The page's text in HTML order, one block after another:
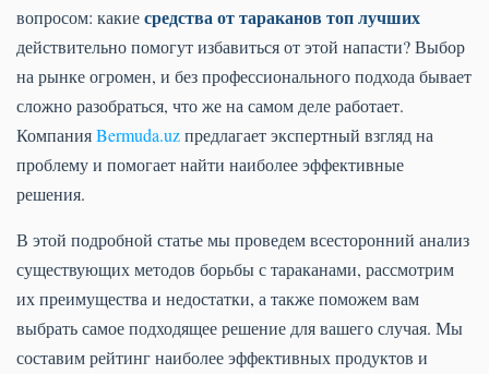
вопросом: какиесредства от тараканов топ лучших
действительно помогут избавиться от этой напасти? Выбор
на рынке огромен, и без профессионального подхода бывает
сложно разобраться, что же на самом деле работает.
КомпанияBermuda.uzпредлагает экспертный взгляд на
проблему и помогает найти наиболее эффективные
решения.
В этой подробной статье мы проведем всесторонний анализ
существующих методов борьбы с тараканами, рассмотрим
их преимущества и недостатки, а также поможем вам
выбрать самое подходящее решение для вашего случая. Мы
составим рейтинг наиболее эффективных продуктов и